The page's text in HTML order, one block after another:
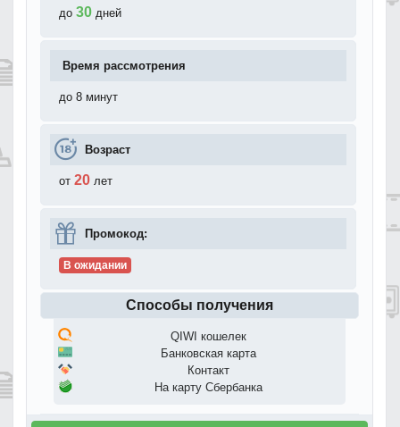
до 30 дней
Время рассмотрения
до 8 минут
Возраст
от 20 лет
Промокод:
В ожидании
Способы получения
QIWI кошелек
Банковская карта
Контакт
На карту Сбербанка